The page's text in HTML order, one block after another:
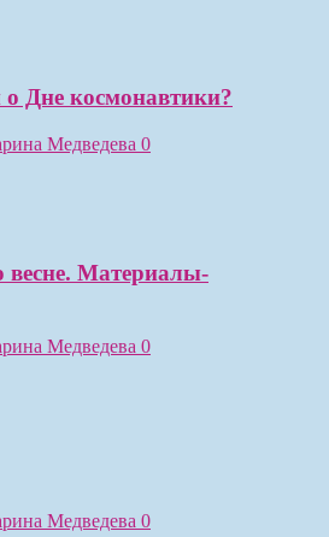
о Дне космонавтики?
Медведева 0
весне. Материалы-
Медведева 0
Медведева 0